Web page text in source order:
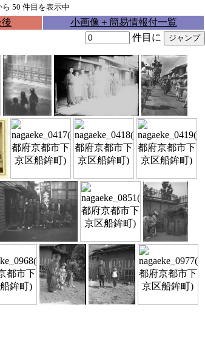
ら 50 件目を表示中
小画像＋簡易情報付一覧
件目に